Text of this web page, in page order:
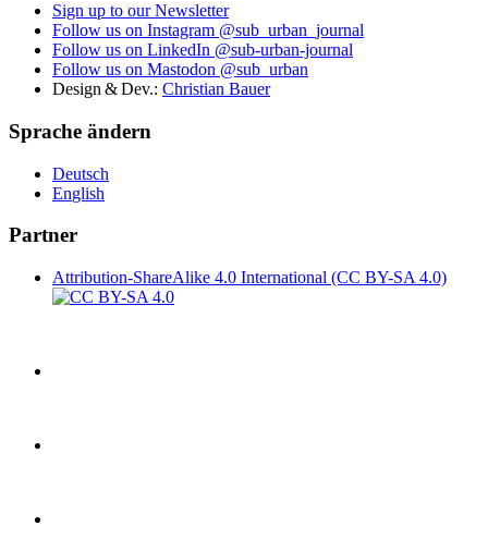
Sign up to our Newsletter
Follow us on Instagram @sub_urban_journal
Follow us on LinkedIn @sub-urban-journal
Follow us on Mastodon @sub_urban
Design & Dev.: Christian Bauer
Sprache ändern
Deutsch
English
Partner
Attribution-ShareAlike 4.0 International (CC BY-SA 4.0)